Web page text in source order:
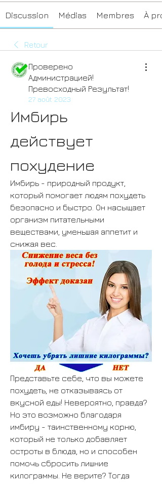
Discussion Médias Membres À
Retour
Проверено
Администрацией!
Превосходный Результат!
27 août 2023
Имбирь
действует
похудение
Имбирь - природный продукт,
который помогает людям похудеть
безопасно и быстро. Он насыщает
организм питательными
веществами, уменьшая аппетит и
снижая вес.
Представьте себе, что вы можете
похудеть, не отказываясь от
вкусной еды! Невероятно, правда?
Но это возможно благодаря
имбиру - таинственному корню,
который не только добавляет
остроты в блюда, но и способен
помочь сбросить лишние
килограммы. Не верите? Тогда